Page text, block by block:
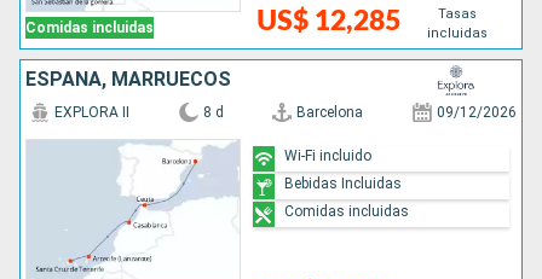
Comidas incluidas US$ 12,285
Tasas
incluidas
ESPAÑA, MARRUECOS
EXPLORA II 8 d Barcelona 09/12/2026
Wi-Fi incluido
Bebidas Incluidas
Comidas incluidas